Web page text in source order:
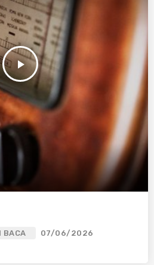
play_arrow
BACA 07/06/2026